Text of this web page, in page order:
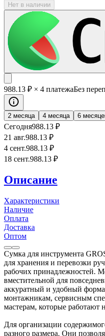
Нет в наличии
988.13 ₽ × 4 платежаБез
2 месяца 4 месяца 6
Сегодня988.13 ₽
21 авг.988.13 ₽
4 сент.988.13 ₽
18 сент.988.13 ₽
Описание
Характеристики
Наличие
Оплата
Доставка
Оптом
Сумка для инструмента
для хранения и перевозки
рабочих принадлежностей.
вместительной для
аккуратный и удобный
монтажникам, сервисным
мастерам, которые работают
Для организации
разного размера. Они